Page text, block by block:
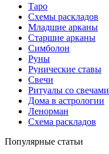
Таро
Схемы раскладов
Младшие арканы
Старшие арканы
Симболон
Руны
Рунические ставы
Свечи
Ритуалы со свечами
Дома в астрологии
Ленорман
Схема раскладов
Популярные статьи